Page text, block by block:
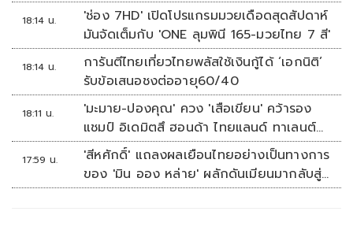
18:14 น.
'ช่อง 7HD' เปิดโปรแกรมมวยเดือดสุดสัปดาห์
มันจัดเต็มกับ 'ONE ลุมพินี 165-มวยไทย 7 สี'
18:14 น.
การันตีไทยเที่ยวไทยพลัสใช้เงินกู้ได้ ‘เอกนิติ’
รับข้อเสนอชงต่ออายุ60/40
18:11 น.
'มะมาย-ปองคุณ' ควง 'เสือเขียน' คว้ารอง
แชมป์ อิเดมิตสึ ฮอนด้า ไทยแลนด์ ทาเลนต์
คัพ สนาม 3
17:59 น.
'สีหศักดิ์' แถลงผลเยือนไทยอย่างเป็นทางการ
ของ 'มิน ออง หล่าย' ผลักดันเมียนมากลับสู่
อาเซียน